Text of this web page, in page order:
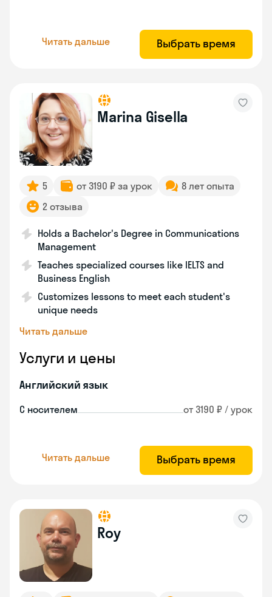
Читать дальше Выбрать время
Marina Gisella
5 от 3190 ₽ за урок
8 лет опыта
2 отзыва
Holds a Bachelor's Degree in Communications
Management
Teaches specialized courses like IELTS and
Business English
Customizes lessons to meet each student's
unique needs
Читать дальше
Услуги и цены
Английский язык
С носителем от 3190 ₽ / урок
Читать дальше Выбрать время
Roy